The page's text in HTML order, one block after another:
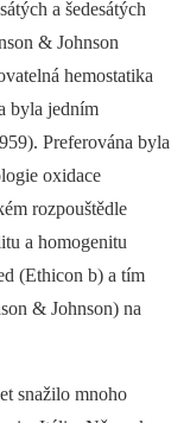
a šedesátých
& Johnson
hemostatika
byla jedním
Preferována byla
oxidace
rozpouštědle
a homogenitu
(Ethicon b) a tím
& Johnson) na
snažilo mnoho